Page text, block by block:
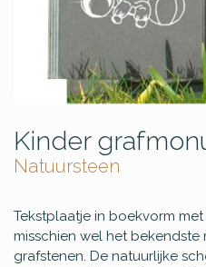
Kinder
Natuursteen
Tekstplaatje in boekvorm
misschien wel het
grafstenen. De natuurlijke